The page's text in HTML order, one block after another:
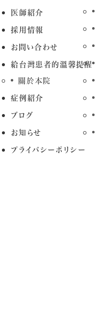
医師紹介
採用情報
お問い合わせ
給台灣患者的溫馨提醒
關於本院
症例紹介
ブログ
お知らせ
プライバシーポリシー